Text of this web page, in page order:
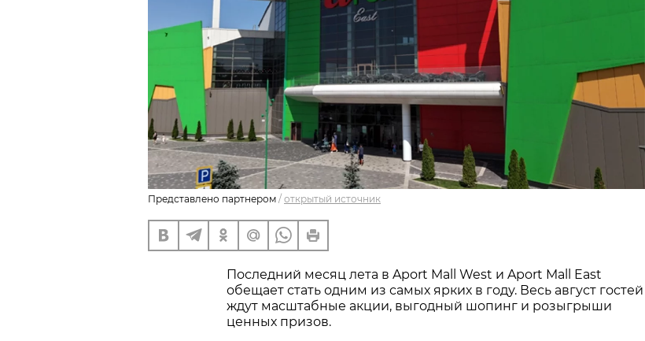
Представлено партнером / открытый источник
Последний месяц лета в Aport Mall West и Aport Mall East
обещает стать одним из самых ярких в году. Весь август гостей
ждут масштабные акции, выгодный шопинг и розыгрыши
ценных призов.